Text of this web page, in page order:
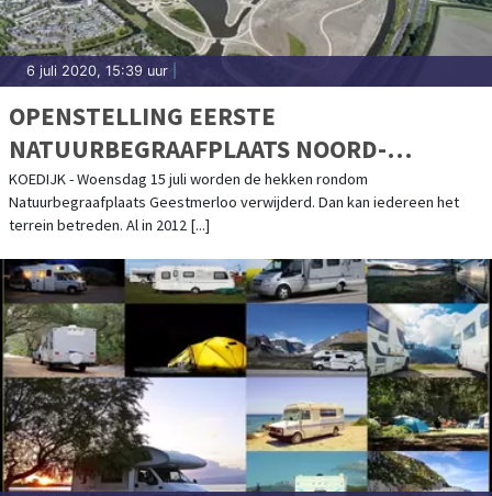
6 juli 2020, 15:39 uur
OPENSTELLING EERSTE
NATUURBEGRAAFPLAATS NOORD-
HOLLAND
KOEDIJK - Woensdag 15 juli worden de hekken rondom
Natuurbegraafplaats Geestmerloo verwijderd. Dan kan iedereen het
terrein betreden. Al in 2012 [...]